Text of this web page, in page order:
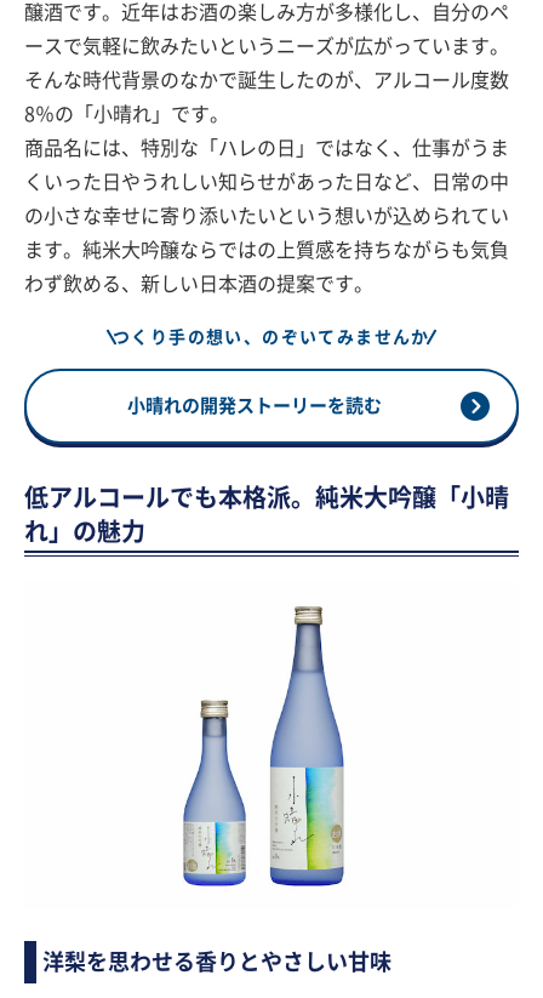
醸酒です。近年はお酒の楽しみ方が多様化し、自分のペ
ースで気軽に飲みたいというニーズが広がっています。
そんな時代背景のなかで誕生したのが、アルコール度数
8％の「小晴れ」です。
商品名には、特別な「ハレの日」ではなく、仕事がうま
くいった日やうれしい知らせがあった日など、日常の中
の小さな幸せに寄り添いたいという想いが込められてい
ます。純米大吟醸ならではの上質感を持ちながらも気負
わず飲める、新しい日本酒の提案です。
つくり手の想い、のぞいてみませんか
小晴れの開発ストーリーを読む
低アルコールでも本格派。純米大吟醸「小晴
れ」の魅力
洋梨を思わせる香りとやさしい甘味